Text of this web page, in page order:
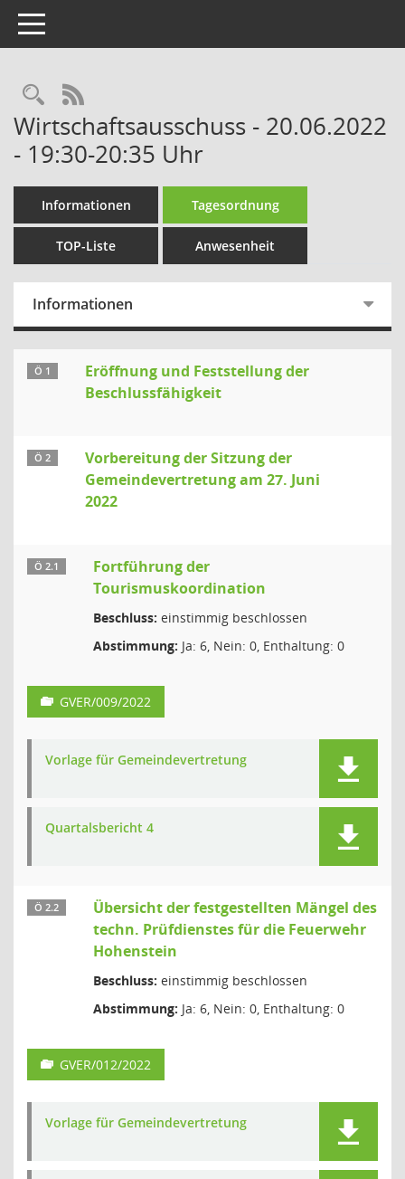
Toggle navigation
Rechercheauswahl
RSS-Feed
Wirtschaftsausschuss - 20.06.2022
- 19:30-20:35 Uhr
Informationen Tagesordnung
TOP-Liste Anwesenheit
Informationen
Ö 1
Eröffnung und Feststellung der
Beschlussfähigkeit
Ö 2
Vorbereitung der Sitzung der
Gemeindevertretung am 27. Juni
2022
Ö 2.1
Fortführung der
Tourismuskoordination
Beschluss: einstimmig beschlossen
Abstimmung: Ja: 6, Nein: 0, Enthaltung: 0
GVER/009/2022
Vorlage für Gemeindevertretung
Quartalsbericht 4
Ö 2.2
Übersicht der festgestellten Mängel des
techn. Prüfdienstes für die Feuerwehr
Hohenstein
Beschluss: einstimmig beschlossen
Abstimmung: Ja: 6, Nein: 0, Enthaltung: 0
GVER/012/2022
Vorlage für Gemeindevertretung